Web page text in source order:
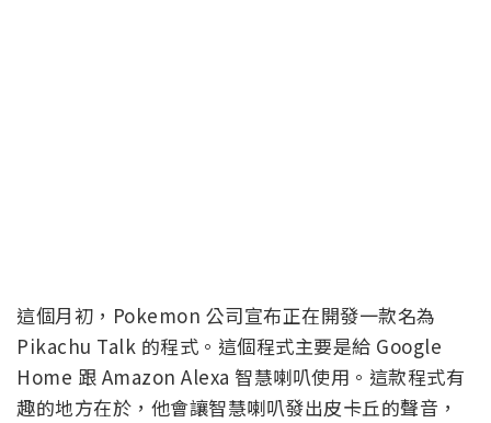
這個月初，Pokemon 公司宣布正在開發一款名為
Pikachu Talk 的程式。這個程式主要是給 Google
Home 跟 Amazon Alexa 智慧喇叭使用。這款程式有
趣的地方在於，他會讓智慧喇叭發出皮卡丘的聲音，